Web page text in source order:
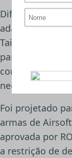
Diferente do
adaptação e
Taikoon Green
para maximizar
componentes
necessitando de
Foi projetado
armas de
aprovada por
a restrição de